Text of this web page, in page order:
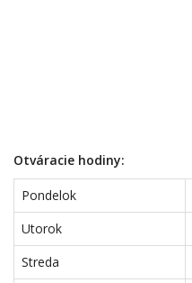
Otváracie hodiny:
Pondelok
Utorok
Streda